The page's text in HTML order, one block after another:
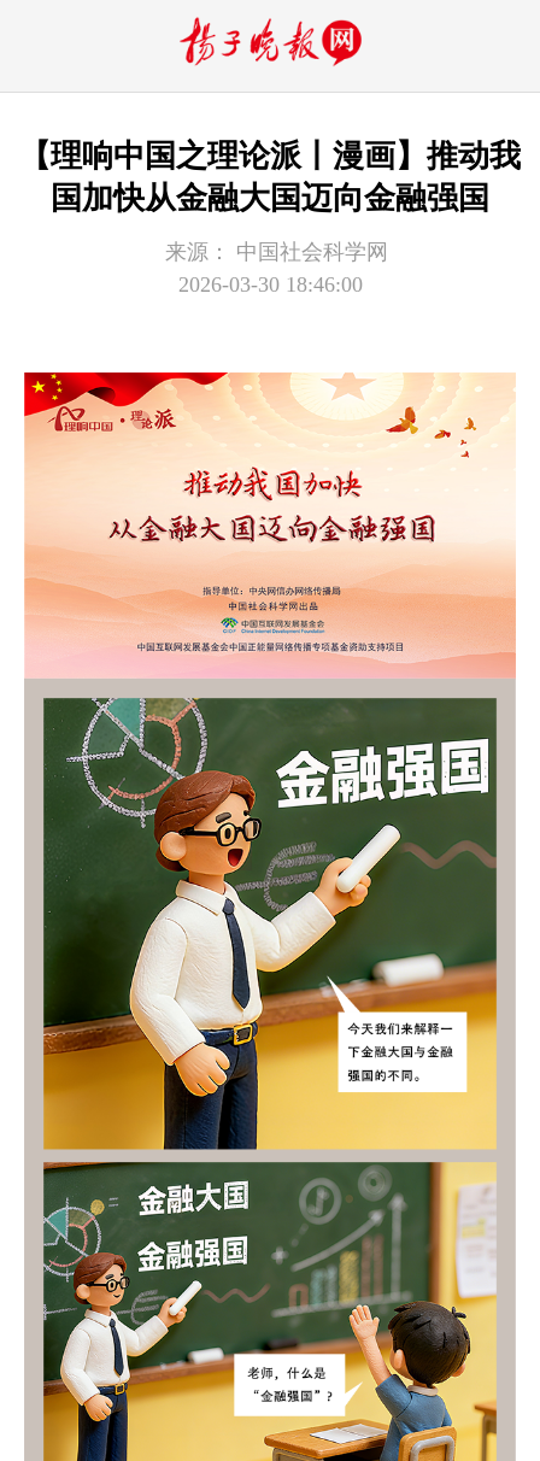
【理响中国之理论派丨漫画】推动我
国加快从金融大国迈向金融强国
来源：
中国社会科学网
2026-03-30 18:46:00